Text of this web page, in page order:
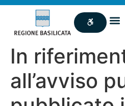
In
all’avviso